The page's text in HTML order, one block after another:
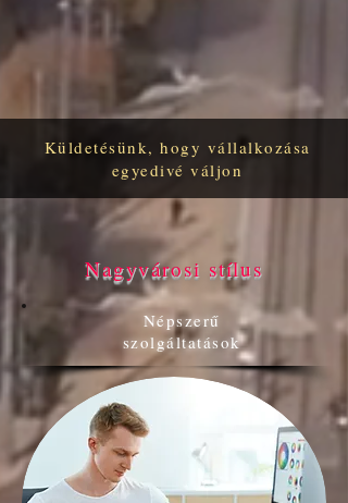
Küldetésünk, hogy vállalkozása
egyedivé váljon
Nagyvárosi stílus
Népszerű
szolgáltatások